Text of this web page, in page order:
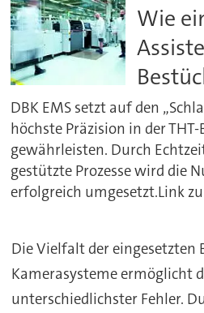
Wie
DBK EMS setzt auf den
höchste Präzision in der
gewährleisten. Durch
gestützte Prozesse wird die
erfolgreich umgesetzt.Link
Die Vielfalt der eingesetzten
Kamerasysteme ermöglicht
unterschiedlichster Fehler.